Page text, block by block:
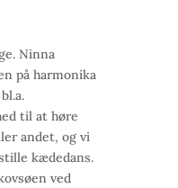
Ninna
på harmonika
til at høre
andet, og vi
kædedans.
ved